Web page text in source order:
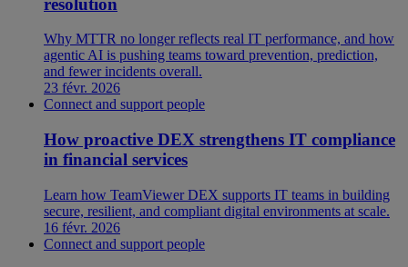
Why MTTR no longer reflects real IT performance, and how
agentic AI is pushing teams toward prevention, prediction,
and fewer incidents overall.
23 févr. 2026
Connect and support people
How proactive DEX strengthens IT compliance
in financial services
Learn how TeamViewer DEX supports IT teams in building
secure, resilient, and compliant digital environments at scale.
16 févr. 2026
Connect and support people